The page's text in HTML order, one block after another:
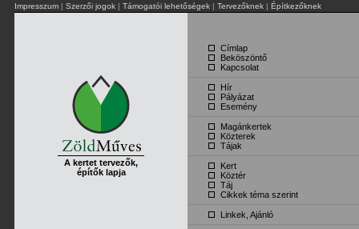
Impresszum | Szerzői jogok | Támogatói lehetőségek | Tervezőknek | Építkezőknek
A kertet tervezők,
építők lapja
Címlap
Beköszöntő
Kapcsolat
Hír
Pályázat
Esemény
Magánkertek
Közterek
Tájak
Kert
Köztér
Táj
Cikkek téma szerint
Linkek, Ajánló